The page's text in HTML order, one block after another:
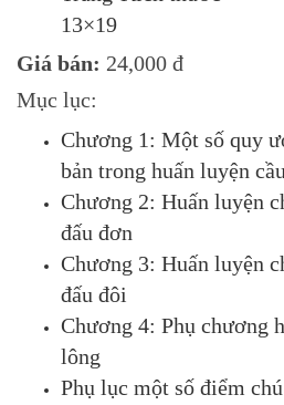
13×19
Giá bán: 24,000 đ
Mục lục:
Chương 1: Một số quy
bản trong huấn luyện
Chương 2: Huấn luyện
đấu đơn
Chương 3: Huấn luyện
đấu đôi
Chương 4: Phụ chương
lông
Phụ lục một số điểm